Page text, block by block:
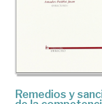
Remedios y